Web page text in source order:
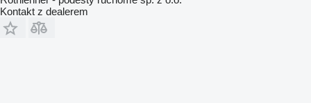
Kontakt z dealerem